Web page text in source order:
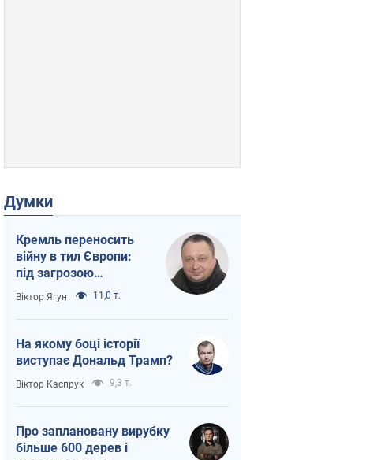
Думки
Кремль переносить
війну в тил Європи:
під загрозою
критична логістика
Віктор Ягун 11,0 т.
На якому боці історії
виступає Дональд Трамп?
Віктор Каспрук 9,3 т.
Про заплановану вирубку
більше 600 дерев і